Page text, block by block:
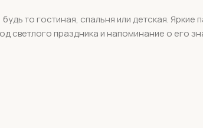
то гостиная, спальня или детская. Яркие
праздника и напоминание о его